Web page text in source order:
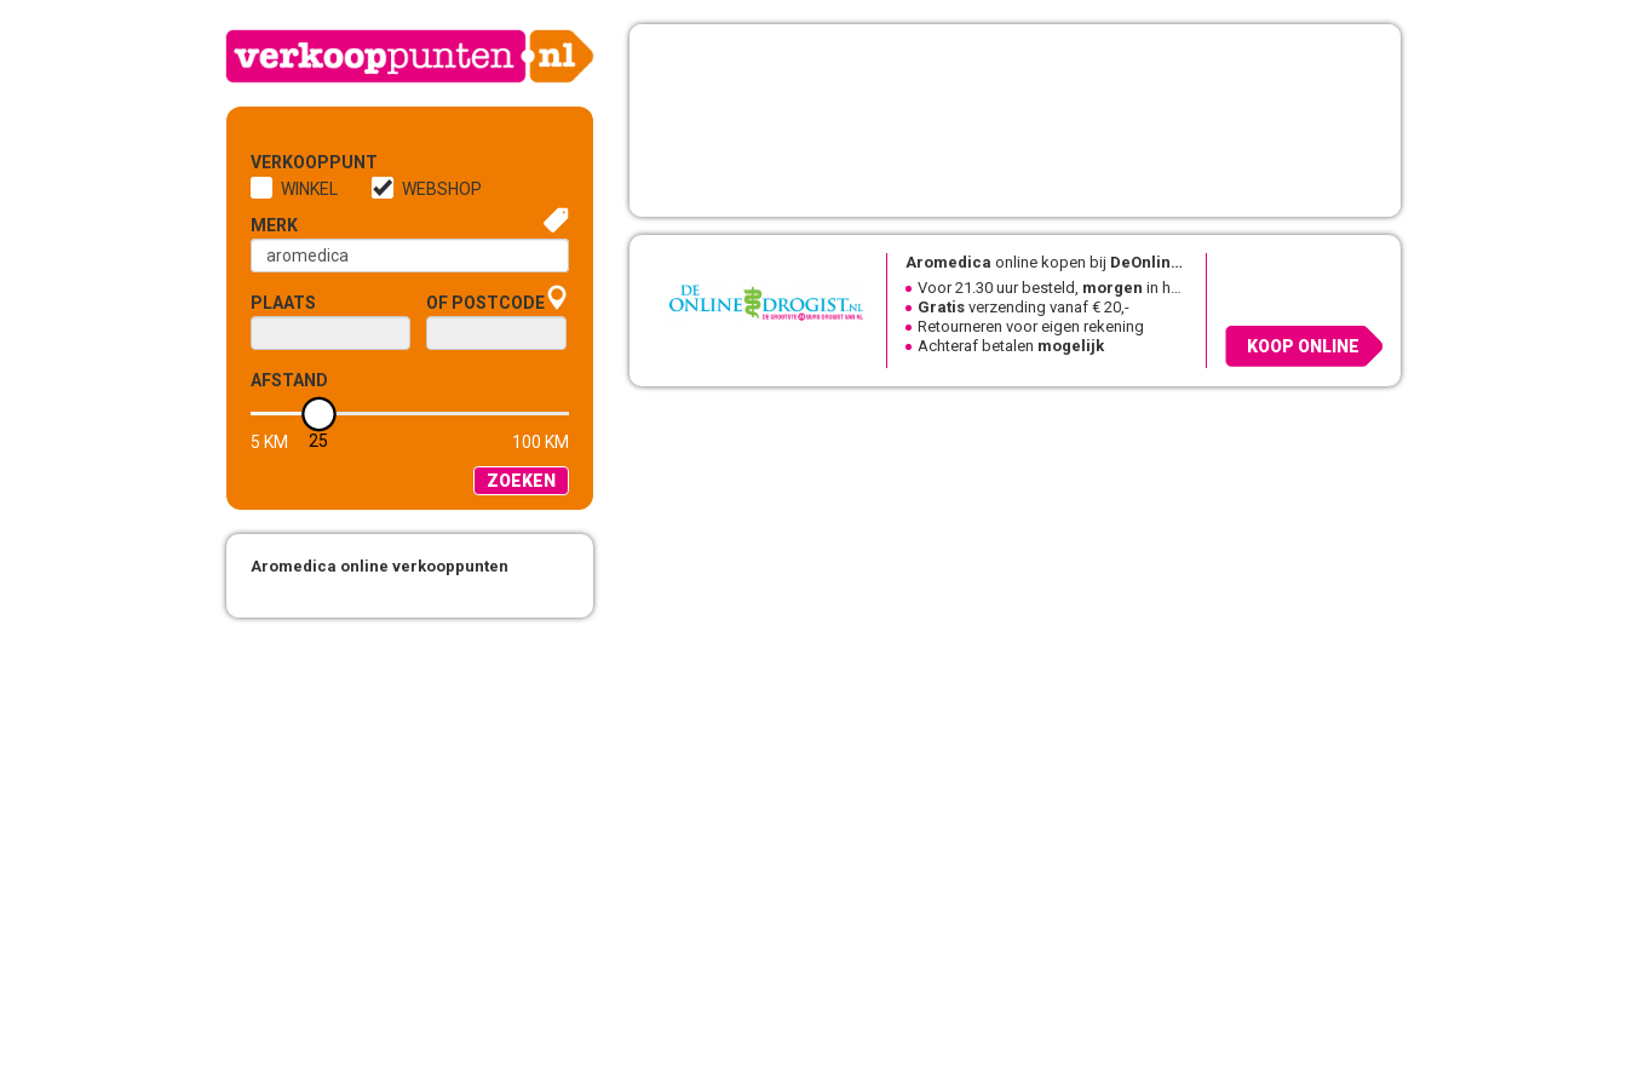
VERKOOPPUNT
WINKEL
WEBSHOP
MERK
PLAATS OF POSTCODE
AFSTAND
5 KM 25
100 KM
ZOEKEN
Aromedica online verkooppunten
Aromedica online kopen bij DeOnlineDrogist.nl
Voor 21.30 uur besteld, morgen in huis
Gratisverzending vanaf € 20,-
Retourneren voor eigen rekening
Achteraf betalen mogelijk KOOP ONLINE